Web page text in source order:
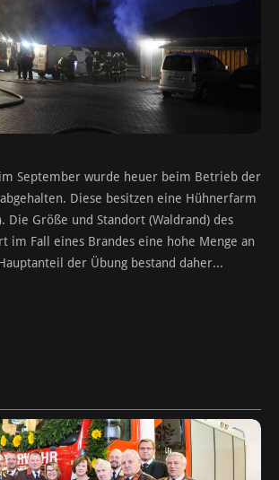
September wurde heuer beim Betrieb der
Diese besitzen eine Hühnerfarm
Die Größe und Standort (Waldrand) des
im Fall eines Brandes eine hohe Menge an
der Übung bestand daher...